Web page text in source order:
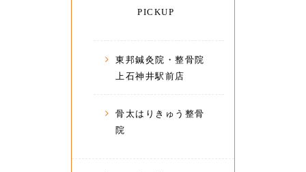
PICKUP
東邦鍼灸院・整骨院
上石神井駅前店
骨太はりきゅう整骨
院